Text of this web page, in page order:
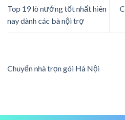
Top 19 lò nướng tốt nhất hiên
nay dành các bà nội trợ
Chuyển nhà trọn gói Hà Nội